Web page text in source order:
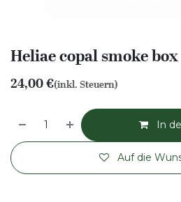
Heliae copal smoke box
24,00€(inkl. Steuern)
In
Auf die